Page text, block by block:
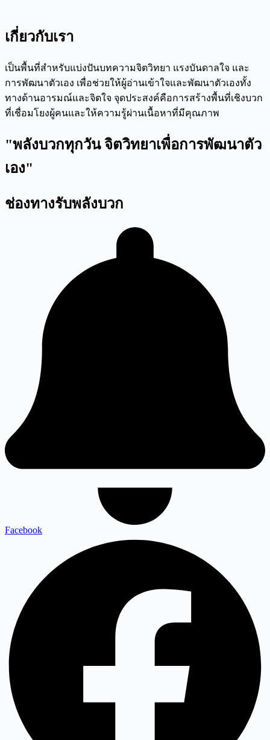
เกี่ยวกับเรา
เป็นพื้นที่สำหรับแบ่งปันบทความจิตวิทยา แรงบันดาลใจ และ
การพัฒนาตัวเอง เพื่อช่วยให้ผู้อ่านเข้าใจและพัฒนาตัวเองทั้ง
ทางด้านอารมณ์และจิตใจ จุดประสงค์คือการสร้างพื้นที่เชิงบวก
ที่เชื่อมโยงผู้คนและให้ความรู้ผ่านเนื้อหาที่มีคุณภาพ
"พลังบวกทุกวัน จิตวิทยาเพื่อการพัฒนาตัว
เอง"
ช่องทางรับพลังบวก
Facebook